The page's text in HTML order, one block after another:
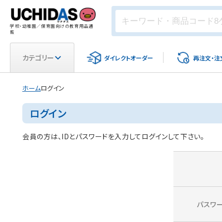
学校・幼稚園／保育園向けの教育用品通
販
カテゴリー ダイレクトオーダー 再注文・注
ホームログイン
ログイン
会員の方は、IDとパスワードを入力してログインして下さい。
パスワ